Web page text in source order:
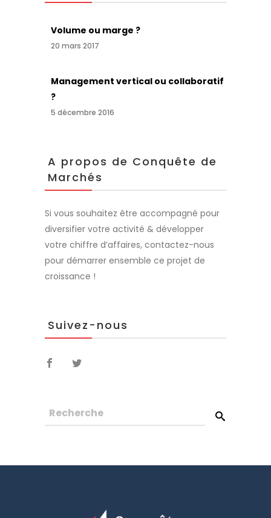
Volume ou marge ?
20 mars 2017
Management vertical ou collaboratif
?
5 décembre 2016
A propos de Conquête de
Marchés
Si vous souhaitez être accompagné pour
diversifier votre activité & développer
votre chiffre d’affaires, contactez-nous
pour démarrer ensemble ce projet de
croissance !
Suivez-nous